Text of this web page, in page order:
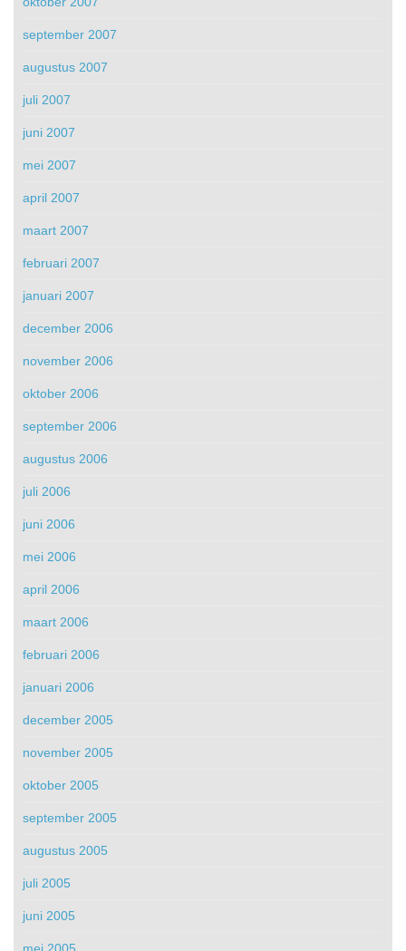
september 2007
augustus 2007
juli 2007
juni 2007
mei 2007
april 2007
maart 2007
februari 2007
januari 2007
december 2006
november 2006
oktober 2006
september 2006
augustus 2006
juli 2006
juni 2006
mei 2006
april 2006
maart 2006
februari 2006
januari 2006
december 2005
november 2005
oktober 2005
september 2005
augustus 2005
juli 2005
juni 2005